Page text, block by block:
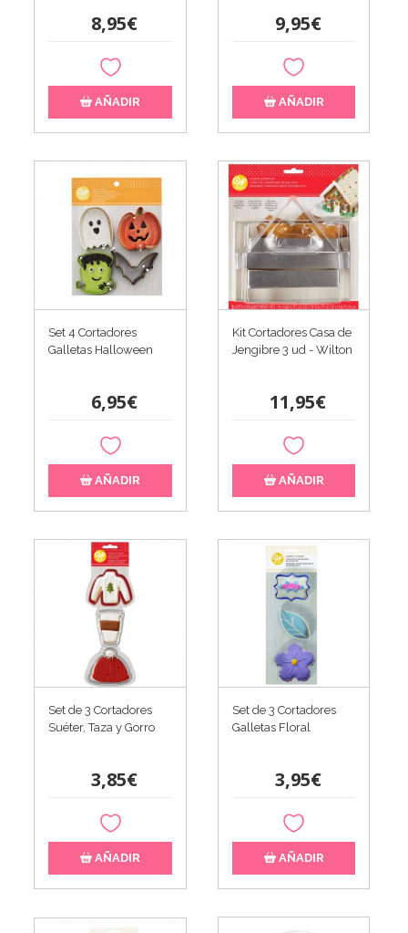
8,95€
AÑADIR
9,95€
AÑADIR
Set 4 Cortadores
Galletas Halloween
6,95€
AÑADIR
Kit Cortadores Casa de
Jengibre 3 ud - Wilton
11,95€
AÑADIR
Set de 3 Cortadores
Suéter, Taza y Gorro
3,85€
AÑADIR
Set de 3 Cortadores
Galletas Floral
3,95€
AÑADIR